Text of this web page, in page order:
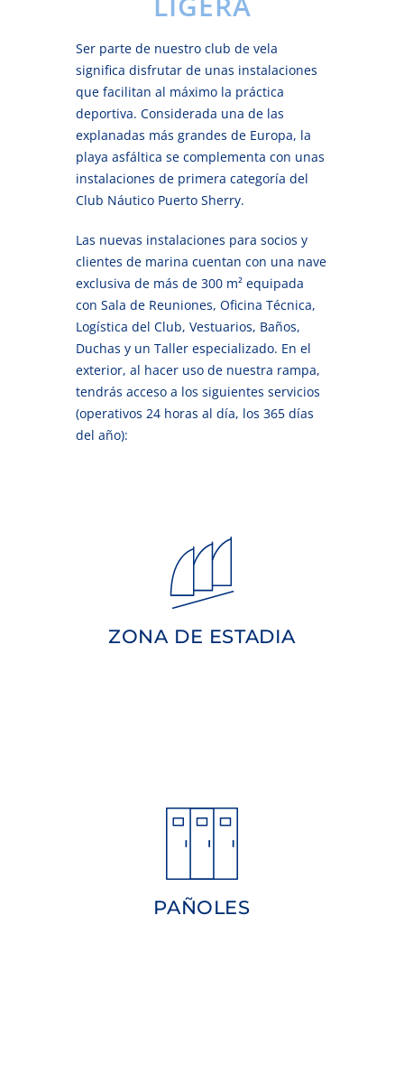
Ser parte de nuestro club de vela
significa disfrutar de unas instalaciones
que facilitan al máximo la práctica
deportiva. Considerada una de las
explanadas más grandes de Europa, la
playa asfáltica se complementa con unas
instalaciones de primera categoría del
Club Náutico Puerto Sherry.
Las nuevas instalaciones para socios y
clientes de marina cuentan con una nave
exclusiva de más de 300 m² equipada
con Sala de Reuniones, Oficina Técnica,
Logística del Club, Vestuarios, Baños,
Duchas y un Taller especializado. En el
exterior, al hacer uso de nuestra rampa,
tendrás acceso a los siguientes servicios
(operativos 24 horas al día, los 365 días
del año):
ZONA DE ESTADIA
Espacio comunitario dentro de la
playa asfáltica destinado al
almacén de embarcaciones de
vela ligera.
*Sujeto a disponibilidad.
PAÑOLES
Disponemos de espacios
individualizados en la zona de la
material de embarcaciones.
*Sujeto a disponibilidad.